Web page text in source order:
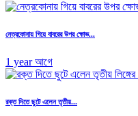
নেত্রকোনায় গিয়ে বাবরের উপর ক্ষোভ...
1 year আগে
রক্ত দিতে ছুটে এলেন তৃতীয়...